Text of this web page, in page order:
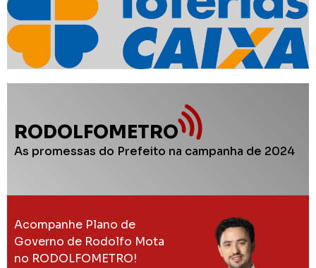
RODOLFOMETRO
As promessas do Prefeito na campanha de 2024
Acompanhe Plano de
Governo de Rodolfo Mota
no RODOLFOMETRO!